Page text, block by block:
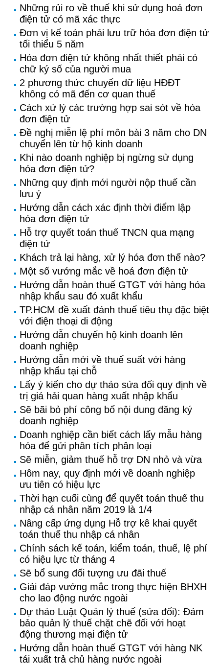
Những rủi ro về thuế khi sử dụng hoá đơn
điện tử có mã xác thực
Đơn vị kế toán phải lưu trữ hóa đơn điện tử
tối thiểu 5 năm
Hóa đơn điện tử không nhất thiết phải có
chữ ký số của người mua
2 phương thức chuyển dữ liệu HĐĐT
không có mã đến cơ quan thuế
Cách xử lý các trường hợp sai sót về hóa
đơn điện tử
Đề nghị miễn lệ phí môn bài 3 năm cho DN
chuyển lên từ hộ kinh doanh
Khi nào doanh nghiệp bị ngừng sử dụng
hóa đơn điện tử?
Những quy định mới người nộp thuế cần
lưu ý
Hướng dẫn cách xác định thời điểm lập
hóa đơn điện tử
Hỗ trợ quyết toán thuế TNCN qua mạng
điện tử
Khách trả lại hàng, xử lý hóa đơn thế nào?
Một số vướng mắc về hoá đơn điện tử
Hướng dẫn hoàn thuế GTGT với hàng hóa
nhập khẩu sau đó xuất khẩu
TP.HCM đề xuất đánh thuế tiêu thụ đặc biệt
với điện thoại di động
Hướng dẫn chuyển hộ kinh doanh lên
doanh nghiệp
Hướng dẫn mới về thuế suất với hàng
nhập khẩu tại chỗ
Lấy ý kiến cho dự thảo sửa đổi quy định về
trị giá hải quan hàng xuất nhập khẩu
Sẽ bãi bỏ phí công bố nội dung đăng ký
doanh nghiệp
Doanh nghiệp cần biết cách lấy mẫu hàng
hóa để gửi phân tích phân loại
Sẽ miễn, giảm thuế hỗ trợ DN nhỏ và vừa
Hôm nay, quy định mới về doanh nghiệp
ưu tiên có hiệu lực
Thời hạn cuối cùng để quyết toán thuế thu
nhập cá nhân năm 2019 là 1/4
Nâng cấp ứng dụng Hỗ trợ kê khai quyết
toán thuế thu nhập cá nhân
Chính sách kế toán, kiểm toán, thuế, lệ phí
có hiệu lực từ tháng 4
Sẽ bổ sung đối tượng ưu đãi thuế
Giải đáp vướng mắc trong thực hiện BHXH
cho lao động nước ngoài
Dự thảo Luật Quản lý thuế (sửa đổi): Đảm
bảo quản lý thuế chặt chẽ đối với hoạt
động thương mại điện tử
Hướng dẫn hoàn thuế GTGT với hàng NK
tái xuất trả chủ hàng nước ngoài